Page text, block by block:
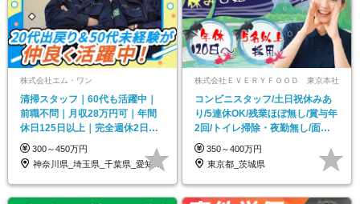
株式会社エム・ワン
清掃スタッフ｜60代も活躍中｜
前職不問｜月収28万円可｜年間
休日125日以上｜完全週休2日｜
残業代全額追加支給
300～450万円
神奈川県_埼玉県_千葉県_愛知県_福島県…
株式会社ＥＶＥＲＹＦＯＯＤ 東京本社
コンビニスタッフ/土日祝休みあ
り/5連休OK/残業ほぼ無し/賞与年
2回/トイレ掃除・夜勤無し/面接1
回
350～400万円
東京都_茨城県